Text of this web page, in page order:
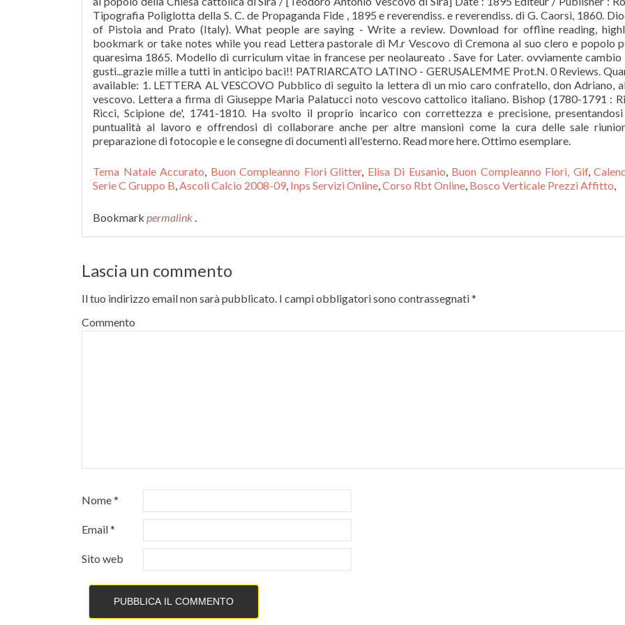
Tema Natale Accurato, Buon Compleanno Fiori Glitter, Elisa Di Eusanio, Buon Compleanno Fiori, Gif,
Serie C Gruppo B,Ascoli Calcio 2008-09, Inps Servizi Online,Corso Rbt Online, Bosco Verticale Prezzi Affitto,
Bookmark permalink .
Lascia un commento
Il tuo indirizzo email non sarà pubblicato. I campi obbligatori sono contrassegnati*
Commento
Nome*
Email*
Sito web